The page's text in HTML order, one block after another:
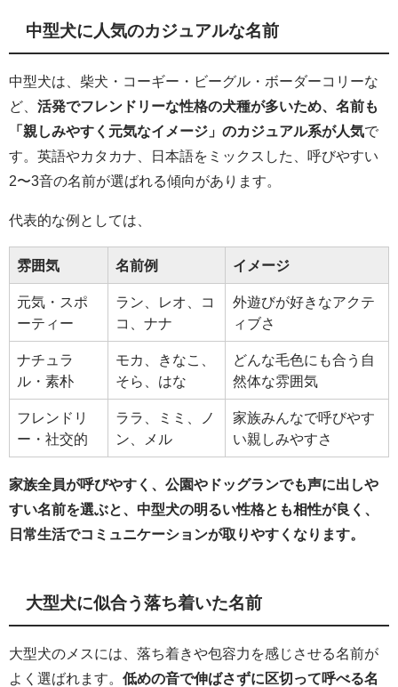
中型犬に人気のカジュアルな名前
中型犬は、柴犬・コーギー・ビーグル・ボーダーコリーな
ど、 活発でフレンドリーな性格の犬種が多いため、名前も
「親しみやすく元気なイメージ」のカジュアル系が人気で
す。英語やカタカナ、日本語をミックスした、呼びやすい
2〜3音の名前が選ばれる傾向があります。
代表的な例としては、
雰囲気 名前例 イメージ
元気・スポ
ーティー
ラン、レオ、コ
コ、ナナ
外遊びが好きなアクテ
ィブさ
ナチュラ
ル・素朴
モカ、きなこ、
そら、はな
どんな毛色にも合う自
然体な雰囲気
フレンドリ
ー・社交的
ララ、ミミ、ノ
ン、メル
家族みんなで呼びやす
い親しみやすさ
家族全員が呼びやすく、公園やドッグランでも声に出しや
すい名前を選ぶと、中型犬の明るい性格とも相性が良く、
日常生活でコミュニケーションが取りやすくなります。
大型犬に似合う落ち着いた名前
大型犬のメスには、落ち着きや包容力を感じさせる名前が
よく選ばれます。 低めの音で伸ばさずに区切って呼べる名